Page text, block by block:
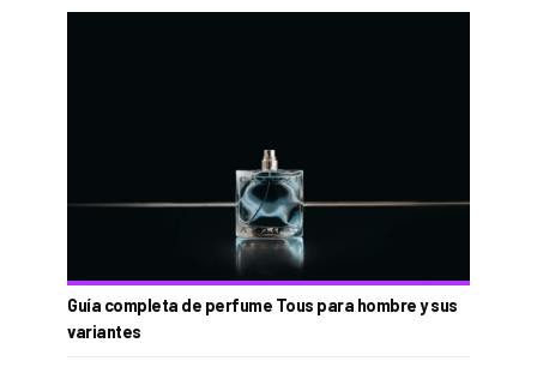
Guía completa de perfume Tous para hombre y sus
variantes